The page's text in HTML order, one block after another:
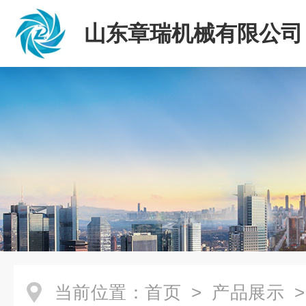
山东章瑞机械有限公司
当前位置： 首页 > 产品展示